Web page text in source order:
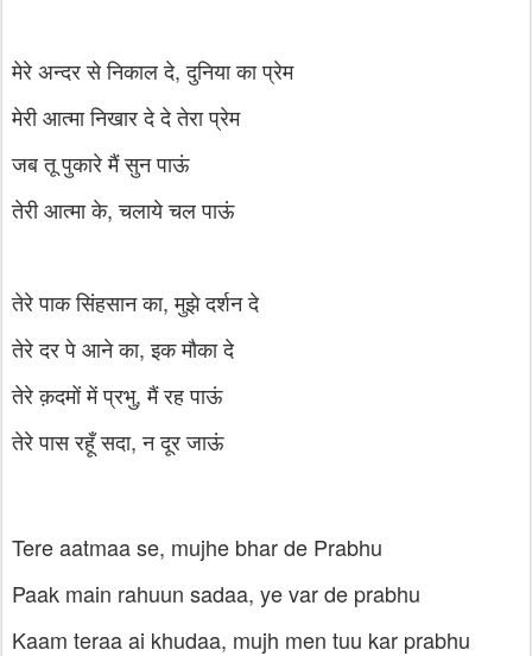
मेरे अन्दर से निकाल दे, दुनिया का प्रेम
मेरी आत्मा निखार दे दे तेरा प्रेम
जब तू पुकारे मैं सुन पाऊं
तेरी आत्मा के, चलाये चल पाऊं
तेरे पाक सिंहसान का, मुझे दर्शन दे
तेरे दर पे आने का, इक मौका दे
तेरे क़दमों में प्रभु, मैं रह पाऊं
तेरे पास रहूँ सदा, न दूर जाऊं
Tere aatmaa se, mujhe bhar de Prabhu
Paak main rahuun sadaa, ye var de prabhu
Kaam teraa ai khudaa, mujh men tuu kar prabhu